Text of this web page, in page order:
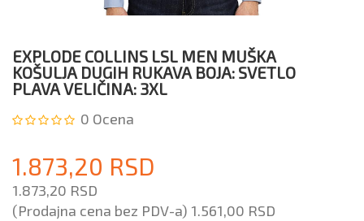
EXPLODE COLLINS LSL MEN MUŠKA
KOŠULJA DUGIH RUKAVA BOJA: SVETLO
PLAVA VELIČINA: 3XL
0 Ocena
1.873,20 RSD
1.873,20 RSD
(Prodajna cena bez PDV-a) 1.561,00 RSD